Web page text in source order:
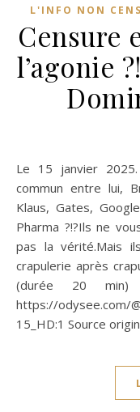
L'INFO NON
Censure
l’agonie
Le 15 janvier 2025. ZUCKERBERG BALANCE !Le point
commun entre lui,
Klaus, Gates,
Pharma ?!?Ils ne
pas la vérité.Mais
crapulerie après
(durée 20
https://odysee.com/
15_HD:1 Source